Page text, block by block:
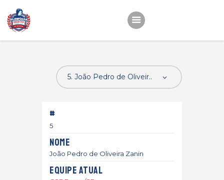
22ª OEMC
Atletas
Sagrado Rede de
Educação
#
5
Nome
João Pedro de Oliveira Zanin
Equipe atual